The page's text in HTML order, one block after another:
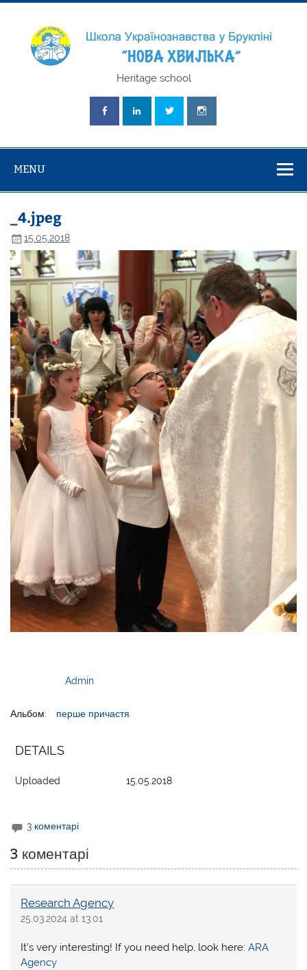
Skip
"Нова
Heritage school
MENU
_4.jpeg
15.05.2018
Admin
Альбом: перше причастя
DETAILS
Uploaded 15.05.2018
3 коментарі
3 коментарі
Research Agency
25.03.2024 at 13:01
It’s very interesting! If you need help, look here:ARA
Agency